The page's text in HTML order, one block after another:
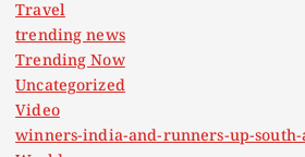
Travel
trending news
Trending Now
Uncategorized
Video
winners-india-and-runners-up-